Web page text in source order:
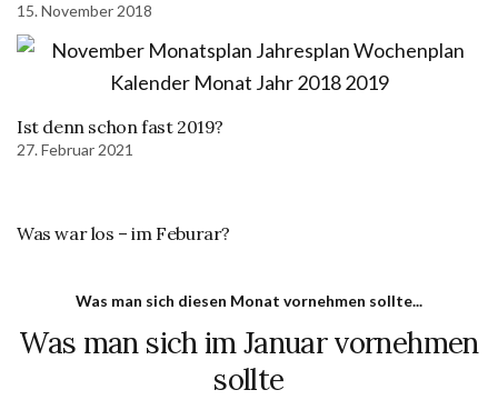
15. November 2018
Ist denn schon fast 2019?
27. Februar 2021
Was war los – im Feburar?
Was man sich diesen Monat vornehmen sollte...
Was man sich im Januar vornehmen
sollte